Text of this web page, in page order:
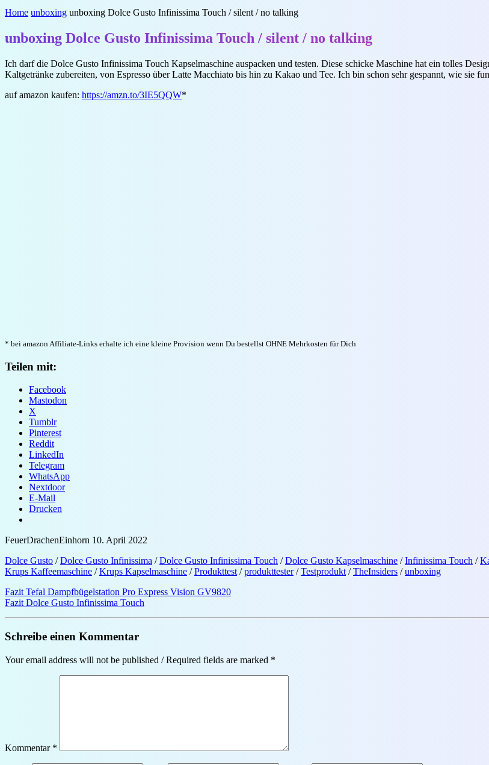
Home unboxing unboxing Dolce Gusto Infinissima Touch / silent / no talking
unboxing Dolce Gusto Infinissima Touch / silent / no talking
Ich darf die Dolce Gusto Infinissima Touch Kapselmaschine auspacken und testen. Diese schicke Maschine hat ein tolles
Kaltgetränke zubereiten, von Espresso über Latte Macchiato bis hin zu Kakao und Tee. Ich bin schon sehr gespannt, wie sie
auf amazon kaufen: https://amzn.to/3IE5QQW*
* bei amazon Affiliate-Links erhalte ich eine kleine Provision wenn Du bestellst OHNE Mehrkosten für Dich
Teilen mit:
Facebook
Mastodon
X
Tumblr
Pinterest
Reddit
LinkedIn
Telegram
WhatsApp
Nextdoor
E-Mail
Drucken
FeuerDrachenEinhorn 10. April 2022
Dolce Gusto /Dolce Gusto Infinissima /Dolce Gusto Infinissima Touch /Dolce Gusto Kapselmaschine /Infinissima Touch /
Krups Kaffeemaschine /Krups Kapselmaschine /Produkttest /produkttester /Testprodukt /TheInsiders /unboxing
Fazit Tefal Dampfbügelstation Pro Express Vision GV9820
Fazit Dolce Gusto Infinissima Touch
Schreibe einen Kommentar
Your email address will not be published / Required fields are marked *
Kommentar *